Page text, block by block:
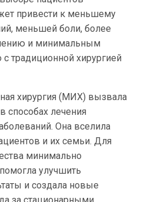
привести к меньшему
меньшей боли, более
и минимальным
традиционной хирургией
хирургия (МИХ) вызвала
лечения
Она вселила
и их семьи. Для
минимально
улучшить
и создала новые